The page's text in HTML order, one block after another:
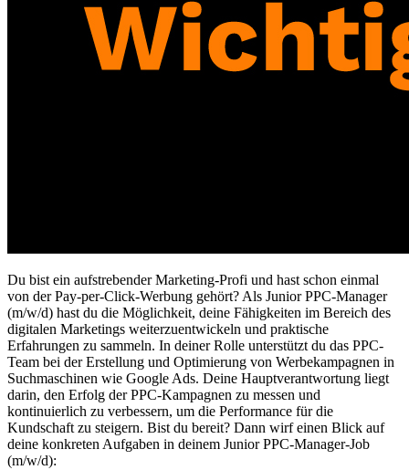
Du bist ein aufstrebender Marketing-Profi und hast schon einmal
von der Pay-per-Click-Werbung gehört? Als Junior PPC-Manager
(m/w/d) hast du die Möglichkeit, deine Fähigkeiten im Bereich des
digitalen Marketings weiterzuentwickeln und praktische
Erfahrungen zu sammeln. In deiner Rolle unterstützt du das PPC-
Team bei der Erstellung und Optimierung von Werbekampagnen in
Suchmaschinen wie Google Ads. Deine Hauptverantwortung liegt
darin, den Erfolg der PPC-Kampagnen zu messen und
kontinuierlich zu verbessern, um die Performance für die
Kundschaft zu steigern. Bist du bereit? Dann wirf einen Blick auf
deine konkreten Aufgaben in deinem Junior PPC-Manager-Job
(m/w/d):